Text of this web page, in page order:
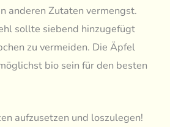
anderen Zutaten vermengst.
sollte siebend hinzugefügt
zu vermeiden. Die Äpfel
bio sein für den besten
aufzusetzen und loszulegen!